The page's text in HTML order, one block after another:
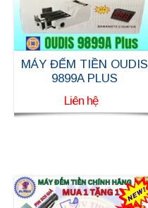
MÁY ĐẾM TIỀN OUDIS
9899A PLUS
Liên hệ